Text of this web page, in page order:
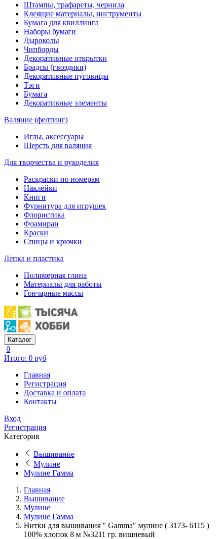
Штампы, трафареты, чернила
Клеящие материалы, инструменты
Бумага для квиллинга
Наборы бумаги
Дыроколы
Чипборды
Декоративные открытки
Брадсы (гвоздики)
Декоративные пуговицы
Тэги
Бумага
Декоративные элементы
Валяние (фелтинг)
Иглы, аксессуары
Шерсть для валяния
Для творчества и рукоделия
Раскраски по номерам
Наклейки
Книги
Фурнитура для игрушек
Флористика
Фоамиран
Краски
Спицы и крючки
Лепка и пластика
Полимерная глина
Материалы для работы
Гончарные массы
Каталог
0
Итого: 0 руб
Главная
Регистрация
Доставка и оплата
Контакты
Вход
Регистрация
Категория
Вышивание
Мулине
Мулине Гамма
Главная
Вышивание
Мулине
Мулине Гамма
Нитки для вышивания " Gamma" мулине ( 3173- 6115 )
100% хлопок 8 м №3211 гр. вишневый